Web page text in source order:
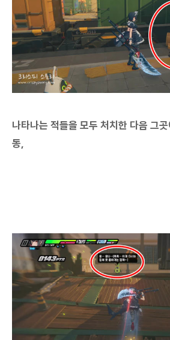
나타나는 적들을 모두 처치한 다음 그
동,